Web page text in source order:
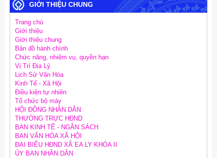
GIỚI THIỆU CHUNG
Trang chủ
Giới thiệu
Giới thiệu chung
Bản đồ hành chính
Chức năng, nhiệm vụ, quyền hạn
Vị Trí Địa Lý
Lịch Sử Văn Hóa
Kinh Tế - Xã Hội
Điều kiện tự nhiên
Tổ chức bộ máy
HỘI ĐỒNG NHÂN DÂN
THƯỜNG TRỰC HĐND
BAN KINH TẾ - NGÂN SÁCH
BAN VĂN HÓA XÃ HỘI
ĐẠI BIỂU HĐND XÃ EA LY KHÓA II
ỦY BAN NHÂN DÂN